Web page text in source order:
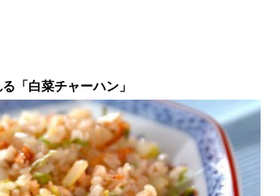
「白菜チャーハン」